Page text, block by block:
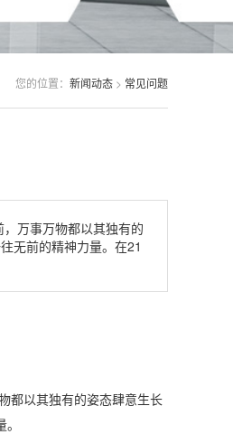
您的位置： 新闻动态 > 常见问题
万事万物都以其独有的
无前的精神力量。在21
都以其独有的姿态肆意生长